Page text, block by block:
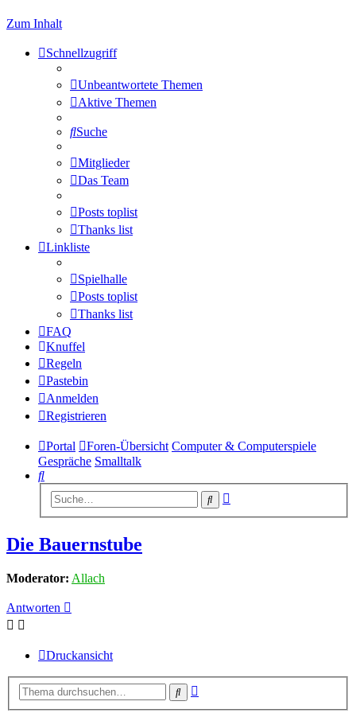
Zum Inhalt
Schnellzugriff
Unbeantwortete Themen
Aktive Themen
Suche
Mitglieder
Das Team
Posts toplist
Thanks list
Linkliste
Spielhalle
Posts toplist
Thanks list
FAQ
Knuffel
Regeln
Pastebin
Anmelden
Registrieren
Portal Foren-Übersicht Computer & Computerspiele
Gespräche Smalltalk
Suche
Suche
Die Bauernstube
Moderator: Allach
Antworten
Druckansicht
Suche